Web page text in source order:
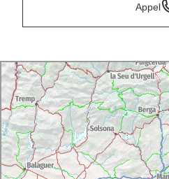
Appel